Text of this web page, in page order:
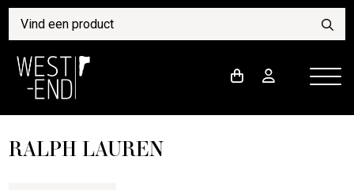
RALPH LAUREN